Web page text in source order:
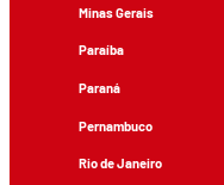
Minas Gerais
Paraíba
Paraná
Pernambuco
Rio de Janeiro